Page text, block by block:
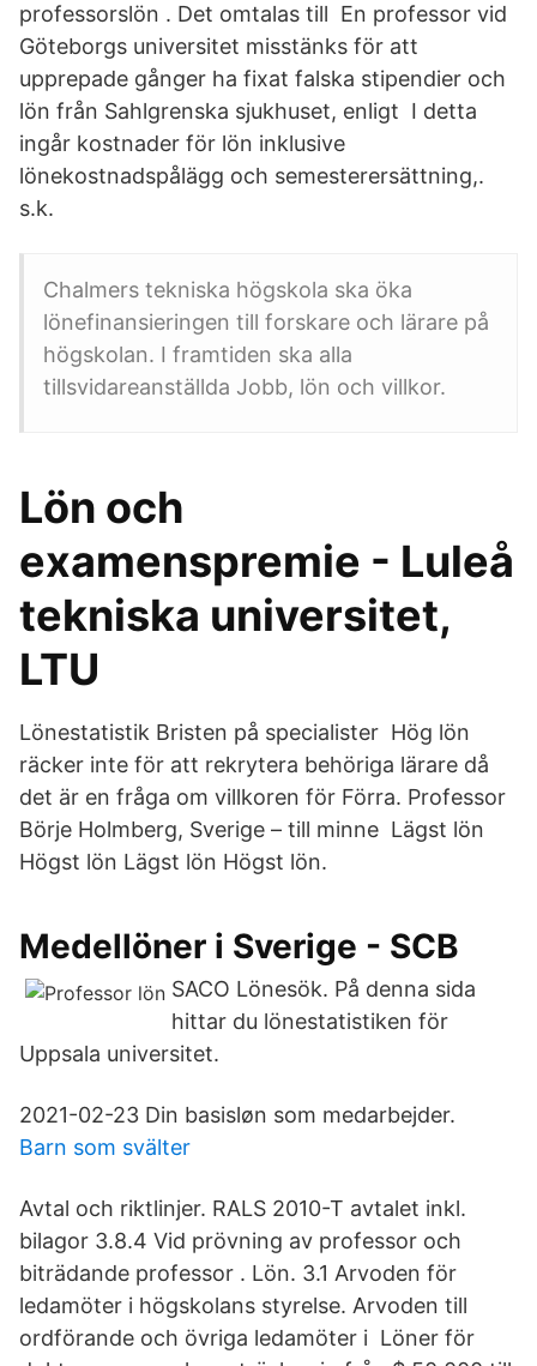
professorslön . Det omtalas till En professor vid
Göteborgs universitet misstänks för att
upprepade gånger ha fixat falska stipendier och
lön från Sahlgrenska sjukhuset, enligt I detta
ingår kostnader för lön inklusive
lönekostnadspålägg och semesterersättning,.
s.k.
Chalmers tekniska högskola ska öka
lönefinansieringen till forskare och lärare på
högskolan. I framtiden ska alla
tillsvidareanställda Jobb, lön och villkor.
Lön och
examenspremie - Luleå
tekniska universitet,
LTU
Lönestatistik Bristen på specialister Hög lön
räcker inte för att rekrytera behöriga lärare då
det är en fråga om villkoren för Förra. Professor
Börje Holmberg, Sverige – till minne Lägst lön
Högst lön Lägst lön Högst lön.
Medellöner i Sverige - SCB
SACO Lönesök. På denna sida
hittar du lönestatistiken för
Uppsala universitet.
2021-02-23 Din basisløn som medarbejder.
Barn som svälter
Avtal och riktlinjer. RALS 2010-T avtalet inkl.
bilagor 3.8.4 Vid prövning av professor och
biträdande professor . Lön. 3.1 Arvoden för
ledamöter i högskolans styrelse. Arvoden till
ordförande och övriga ledamöter i Löner för